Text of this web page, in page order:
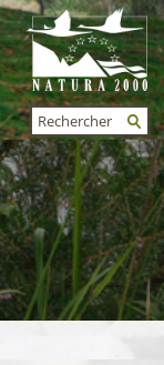
FORMULAIRE
DE
RECHERCHE
Rechercher